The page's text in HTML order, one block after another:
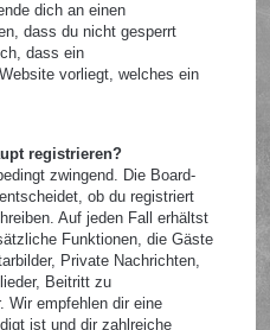
dich an einen
dass du nicht gesperrt
dass ein
vorliegt, welches ein
registrieren?
zwingend. Die Board-
ob du registriert
Auf jeden Fall erhältst
Funktionen, die Gäste
Private Nachrichten,
Beitritt zu
Wir empfehlen dir eine
ist und dir zahlreiche